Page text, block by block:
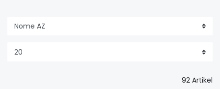
92 Artikel